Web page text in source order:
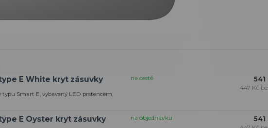
E White kryt zásuvky
typu Smart E, vybavený LED prstencem,
541
447 Kč
na cestě
E Oyster kryt zásuvky 541
na objednávku